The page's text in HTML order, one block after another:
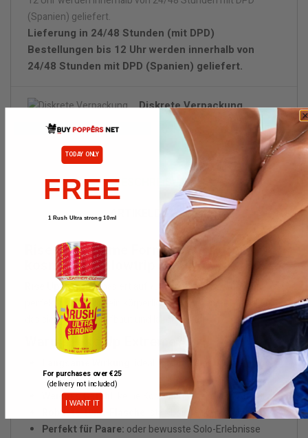
Lieferung in 24/48 Stunden (mit DPD)
Bestellungen bis 12 Uhr werden innerhalb von
24/48 Stunden mit DPD (Spanien) geliefert.
Diskrete Verpackung.
BESCHREIBUNG
ARTIKELDETAILS
Rise Up Extreme Formula 10ml: Dein
kosmischer Slowtrip
Rise Up Extremebasiert auf reinem Amyl-Nitrit
und ist
perfekt für alle, die ein körperliches High genießen wollen,
das sich langsam aufbaut und lange anhält.
Warum Rise Up Extreme?
ideal für langsame, intime
Sessions
Weiches Gefühl:
keine Kopfschmerzen, kein Absturz
Robuste 10ml-Flasche:
stabil, sicher, reisefähig
Perfekt für Paare: oder bewusste Solo-Erlebnisse
TODAY ONLY
FREE
1 Rush Ultra strong 10ml
For purchases over €25
(delivery not included)
I WANT IT